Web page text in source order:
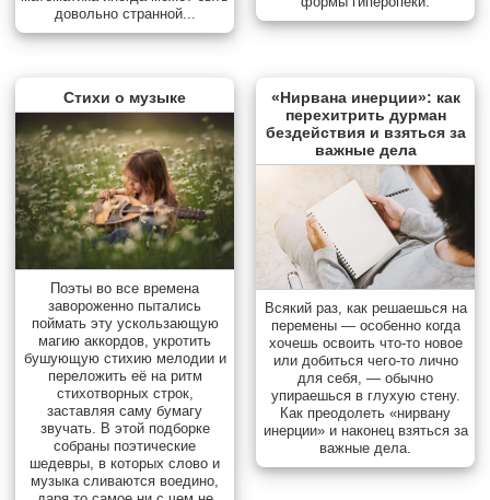
довольно странной...
Стихи о музыке
Поэты во все времена
завороженно пытались
поймать эту ускользающую
магию аккордов, укротить
бушующую стихию мелодии и
переложить её на ритм
стихотворных строк,
заставляя саму бумагу
звучать. В этой подборке
собраны поэтические
шедевры, в которых слово и
музыка сливаются воедино,
«Нирвана инерции»: как
перехитрить дурман
бездействия и взяться за
важные дела
Всякий раз, как решаешься на
перемены — особенно когда
хочешь освоить что-то новое
или добиться чего-то лично
для себя, — обычно
упираешься в глухую стену.
Как преодолеть «нирвану
инерции» и наконец взяться за
важные дела.